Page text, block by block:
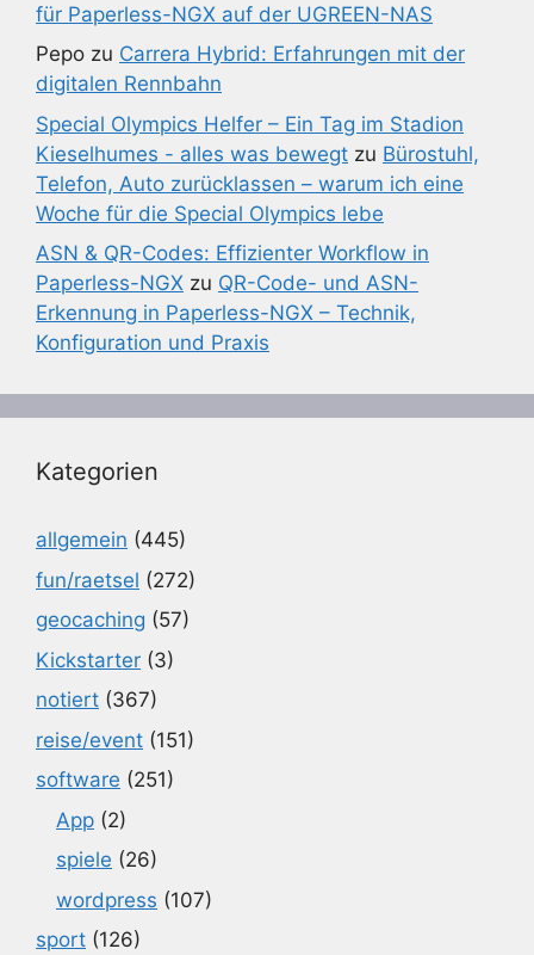
für Paperless-NGX auf der UGREEN-NAS
Pepo zu Carrera Hybrid: Erfahrungen mit der
digitalen Rennbahn
Special Olympics Helfer – Ein Tag im Stadion
Kieselhumes - alles was bewegt zu Bürostuhl,
Telefon, Auto zurücklassen – warum ich eine
Woche für die Special Olympics lebe
ASN & QR-Codes: Effizienter Workflow in
Paperless-NGX zu QR-Code- und ASN-
Erkennung in Paperless-NGX – Technik,
Konfiguration und Praxis
Kategorien
allgemein (445)
fun/raetsel (272)
geocaching (57)
Kickstarter (3)
notiert (367)
reise/event (151)
software (251)
App (2)
spiele (26)
wordpress (107)
sport (126)